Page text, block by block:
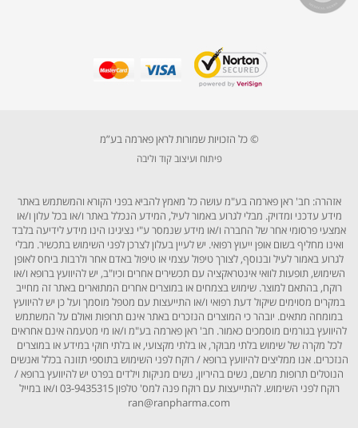
© כל הזכויות שמורות לראן פארמה בע”מ
פיתוח ועיצוב קוד וליבה
אזהרה: חב' ראן פארמה בע"מ עושה כל מאמץ להביא בפני הקורא והמשתמש באתר
מידע עדכני ומדויק. מבלי לגרוע באמור לעיל, המידע הנכלל באתר ו/או בכל עלון ו/או
אמצעי פרסומי אחר של החברה ו/או מידע שנמסר ע"י נציגינו הינו מידע לידיעה בלבד
ואינו מחליף בשום אופן ייעוץ רפואי. יש לעיין בעלון לצרכן לפני השימוש בתכשיר. מבלי
לגרוע באמור לעיל ובנוסף, לצורך טיפול עצמי או טיפול באדם אחר ולרבות ביחס לאופן
השימוש, תופעות לוואי אינטראקציה עם תכשירים אחרים וכיו"ב, יש להיוועץ ברופא ו/או
רוקח, בהתאם למוצר. שימוש בצמחים או במוצרים אחרים המתוארים באתר זה מחייב
במקרים מסוימים שיקול דעת רפואי ו/או התייעצות עם מטפל מוסמך ועל כן יש להיוועץ
במומחה מתאים. יובהר כי המוצרים הנזכרים באתר אינם תרופות ואולם על המשתמש
להיוועץ בגורמים מוסמכים כאמור. חב' ראן פארמה בע"מ ו/או מי מטעמה אינם אחראים
לכל מקרה של שימוש בלתי מבוקר, או בלתי מקצועי, או בלתי חוקי במידע או במוצרים
הנזכרים. אנו ממליצים להיוועץ ברופא / רוקח לפני השימוש בתוספי תזונה בכלל ואנשים
הנוטלים תרופות מרשם, נשים בהיריון, נשים מניקות וילדים בפרט יש להיוועץ ברופא /
רוקח לפני השימוש. להתייעצות עם רוקח פנה למס' טלפון 03-9435315 ו/או במייל
ran@ranpharma.com